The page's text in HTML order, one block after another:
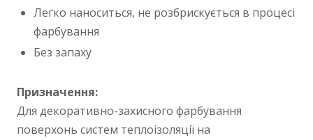
Легко наноситься, не розбрискується в процесі
фарбування
Без запаху
Призначення:
Для декоративно-захисного фарбування
поверхонь систем теплоізоляції на